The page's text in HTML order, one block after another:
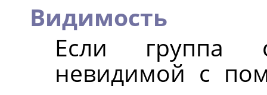
Видимость
Если группа
невидимой с